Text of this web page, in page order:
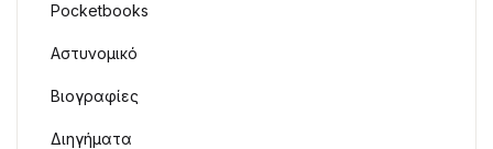
Pocketbooks
Αστυνομικό
Βιογραφίες
Διηγήματα